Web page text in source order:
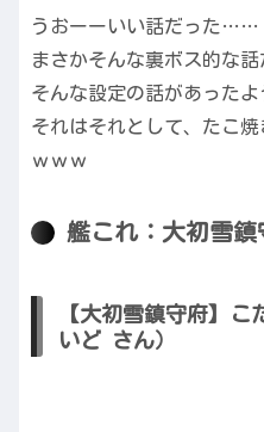
うおーーいい話だった……
まさかそんな裏ボス的な
そんな設定の話があった
それはそれとして、たこ
ｗｗｗ
艦これ：大初雪鎮
【大初雪鎮守府】こ
いど さん）